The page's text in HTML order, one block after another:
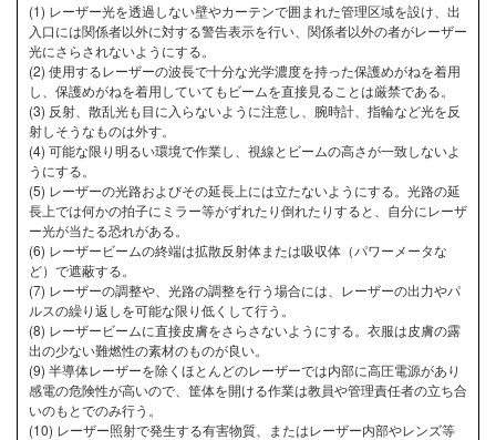
(1) レーザー光を透過しない壁やカーテンで囲まれた管理区域を設け、出
入口には関係者以外に対する警告表示を行い、関係者以外の者がレーザー
光にさらされないようにする。
(2) 使用するレーザーの波長で十分な光学濃度を持った保護めがねを着用
し、保護めがねを着用していてもビームを直接見ることは厳禁である。
(3) 反射、散乱光も目に入らないように注意し、腕時計、指輪など光を反
射しそうなものは外す。
(4) 可能な限り明るい環境で作業し、視線とビームの高さが一致しないよ
うにする。
(5) レーザーの光路およびその延長上には立たないようにする。光路の延
長上では何かの拍子にミラー等がずれたり倒れたりすると、自分にレーザ
ー光が当たる恐れがある。
(6) レーザービームの終端は拡散反射体または吸収体（パワーメータな
ど）で遮蔽する。
(7) レーザーの調整や、光路の調整を行う場合には、レーザーの出力やパ
ルスの繰り返しを可能な限り低くして行う。
(8) レーザービームに直接皮膚をさらさないようにする。衣服は皮膚の露
出の少ない難燃性の素材のものが良い。
(9) 半導体レーザーを除くほとんどのレーザーでは内部に高圧電源があり
感電の危険性が高いので、筐体を開ける作業は教員や管理責任者の立ち合
いのもとでのみ行う。
(10) レーザー照射で発生する有害物質、またはレーザー内部やレンズ等